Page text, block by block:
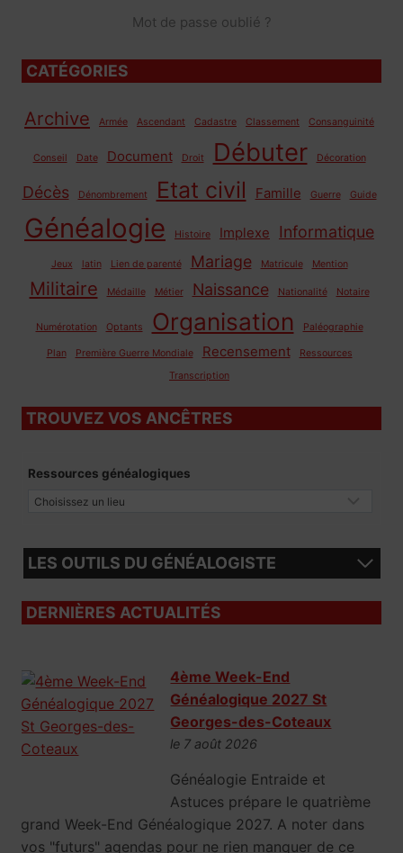
Mot de passe oublié ?
CATÉGORIES
Archive Armée Ascendant Cadastre Classement Consanguinité
Conseil Date Document Droit Débuter Décoration
Décès Dénombrement Etat civil Famille Guerre Guide
Généalogie Histoire Implexe Informatique
Jeux latin Lien de parenté Mariage Matricule Mention
Militaire Médaille Métier Naissance Nationalité Notaire
Numérotation Optants Organisation Paléographie
Plan Première Guerre Mondiale Recensement
Ressources
Transcription
TROUVEZ VOS ANCÊTRES
Ressources généalogiques
LES OUTILS DU GÉNÉALOGISTE
DERNIÈRES ACTUALITÉS
4ème Week-End
Généalogique 2027 St
Georges-des-Coteaux
le 7 août 2026
Généalogie Entraide et
Astuces prépare le quatrième
grand Week-End Généalogique 2027. A noter dans
vos "futurs" agendas pour ne rien manquer de ce